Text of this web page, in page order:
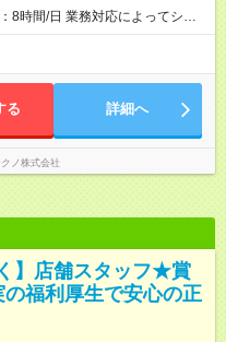
8時間/日 業務対応によってシフ
る 詳細へ
クノ株式会社
】店舗スタッフ★賞
福利厚生で安心の正